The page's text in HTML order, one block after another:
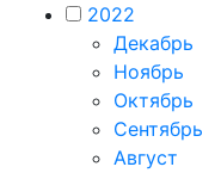
2022
Декабрь
Ноябрь
Октябрь
Сентябрь
Август